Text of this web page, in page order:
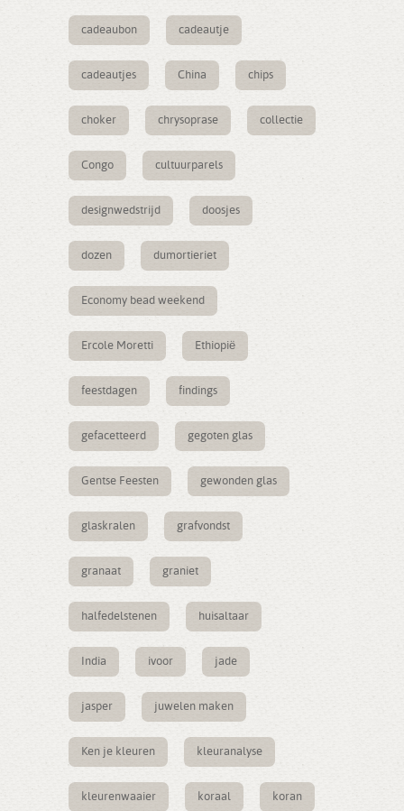
cadeaubon cadeautje
cadeautjes China chips
choker chrysoprase collectie
Congo cultuurparels
designwedstrijd doosjes
dozen dumortieriet
Economy bead weekend
Ercole Moretti Ethiopië
feestdagen findings
gefacetteerd gegoten glas
Gentse Feesten gewonden glas
glaskralen grafvondst
granaat graniet
halfedelstenen huisaltaar
India ivoor jade
jasper juwelen maken
Ken je kleuren kleuranalyse
kleurenwaaier koraal koran